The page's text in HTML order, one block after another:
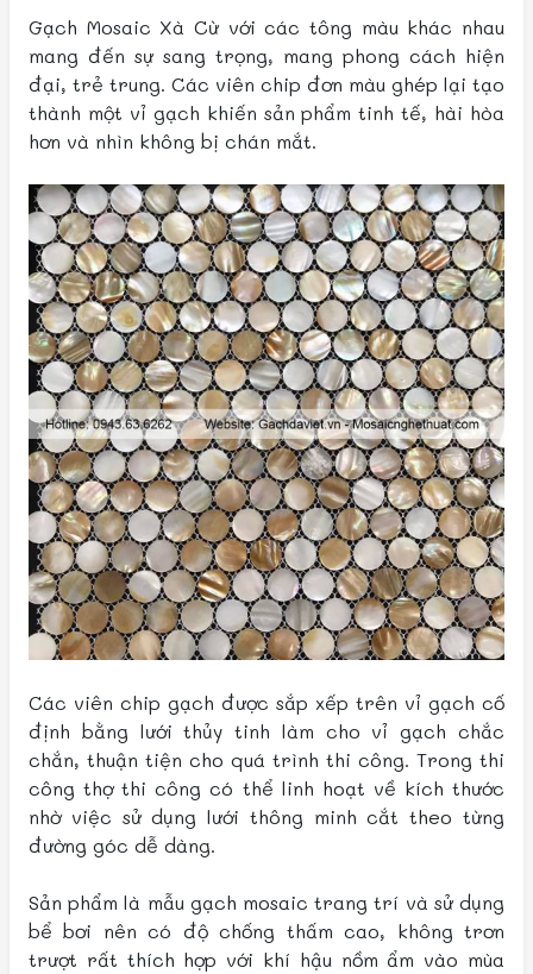
Gạch Mosaic Xà Cừ với các tông màu khác nhau
mang đến sự sang trọng, mang phong cách hiện
đại, trẻ trung. Các viên chip đơn màu ghép lại tạo
thành một vỉ gạch khiến sản phẩm tinh tế, hài hòa
hơn và nhìn không bị chán mắt.
Các viên chip gạch được sắp xếp trên vỉ gạch cố
định bằng lưới thủy tinh làm cho vỉ gạch chắc
chắn, thuận tiện cho quá trình thi công. Trong thi
công thợ thi công có thể linh hoạt về kích thước
nhờ việc sử dụng lưới thông minh cắt theo từng
đường góc dễ dàng.
Sản phẩm là mẫu gạch mosaic trang trí và sử dụng
bể bơi nên có độ chống thấm cao, không trơn
trượt rất thích hợp với khí hậu nồm ẩm vào mùa